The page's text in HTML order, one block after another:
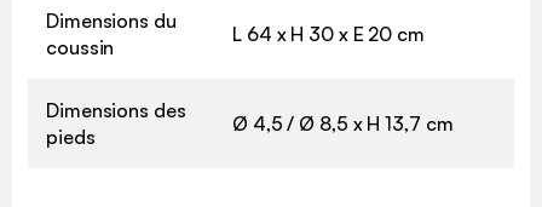
Dimensions du
coussin
L 64 x H 30 x E 20 cm
Dimensions des
pieds
Ø 4,5 / Ø 8,5 x H 13,7 cm